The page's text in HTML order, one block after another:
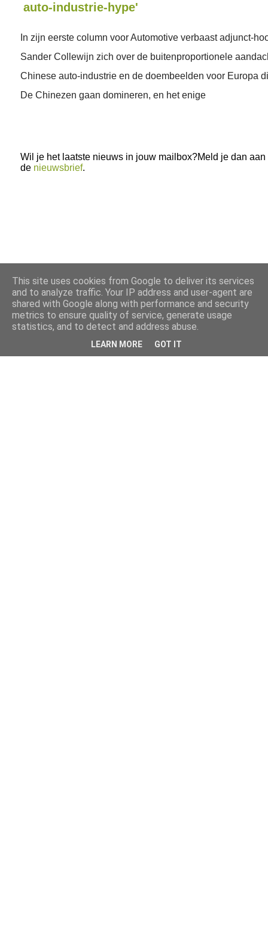
auto-industrie-hype'
In zijn eerste column voor Automotive verbaast adjunct-
Sander Collewijn zich over de buitenproportionele
Chinese auto-industrie en de doembeelden voor Europa
De Chinezen gaan domineren, en het enige
Wil je het laatste nieuws in jouw mailbox?Meld je dan aan
de nieuwsbrief.
This site uses cookies from Google to deliver its services
and to analyze traffic. Your IP address and user-agent are
shared with Google along with performance and security
metrics to ensure quality of service, generate usage
statistics, and to detect and address abuse.
LEARN MORE GOT IT